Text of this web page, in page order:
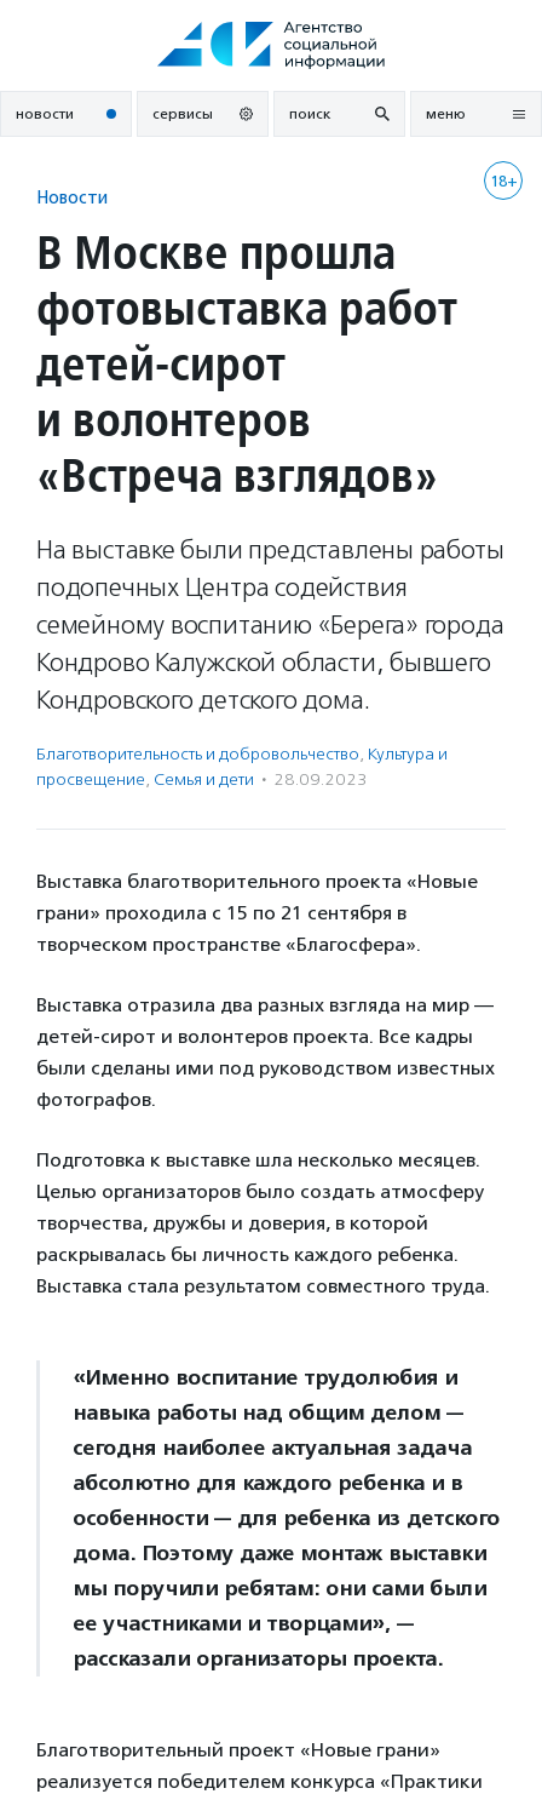
новости сервисы поиск меню
18+
Новости
В Москве прошла
фотовыставка работ
детей-сирот
и волонтеров
«Встреча взглядов»
На выставке были представлены работы
подопечных Центра содействия
семейному воспитанию «Берега» города
Кондрово Калужской области, бывшего
Кондровского детского дома.
Благотвори­тель­ность и доброволь­чест­во, Культура и
просвещение, Семья и дети · 28.09.2023
Выставка благотворительного проекта «Новые
грани» проходила с 15 по 21 сентября в
творческом пространстве «Благосфера».
Выставка отразила два разных взгляда на мир —
детей-сирот и волонтеров проекта. Все кадры
были сделаны ими под руководством известных
фотографов.
Подготовка к выставке шла несколько месяцев.
Целью организаторов было создать атмосферу
творчества, дружбы и доверия, в которой
раскрывалась бы личность каждого ребенка.
Выставка стала результатом совместного труда.
«Именно воспитание трудолюбия и
навыка работы над общим делом —
сегодня наиболее актуальная задача
абсолютно для каждого ребенка и в
особенности — для ребенка из детского
дома. Поэтому даже монтаж выставки
мы поручили ребятам: они сами были
ее участниками и творцами», —
рассказали организаторы проекта.
Благотворительный проект «Новые грани»
реализуется победителем конкурса «Практики